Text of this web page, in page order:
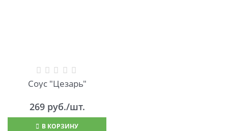
Соус "Цезарь"
269 руб./шт.
В КОРЗИНУ